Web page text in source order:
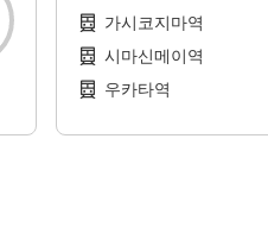
가시코지마역
시마신메이역
우카타역